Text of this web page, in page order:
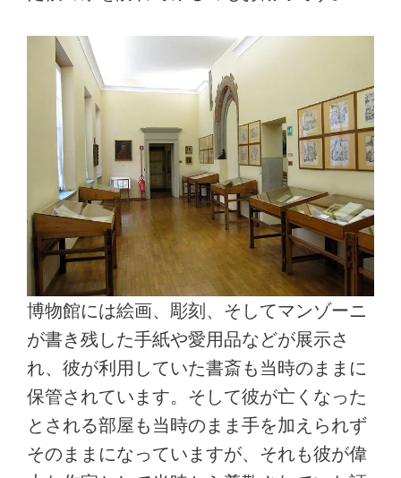
博物館には絵画、彫刻、そしてマンゾーニ
が書き残した手紙や愛用品などが展示さ
れ、彼が利用していた書斎も当時のままに
保管されています。そして彼が亡くなった
とされる部屋も当時のまま手を加えられず
そのままになっていますが、それも彼が偉